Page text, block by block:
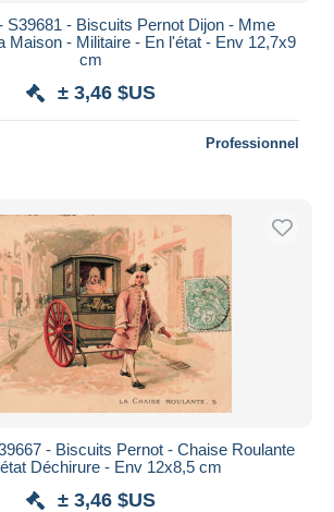
S39681 - Biscuits Pernot Dijon - Mme
Maison - Militaire - En l'état - Env 12,7x9
cm
± 3,46 $US
Professionnel
- Biscuits Pernot - Chaise Roulante
Déchirure - Env 12x8,5 cm
± 3,46 $US